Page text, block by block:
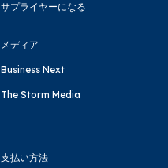
サプライヤーになる
メディア
Business Next
The Storm Media
支払い方法